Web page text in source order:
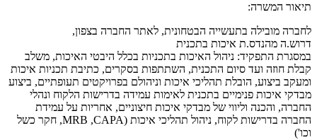
תיאור המשרה:
לחברה מובילה בתעשייה הבטחונית, לאתר החברה בצפון,
דרוש.ה מהנדס.ת איכות בתכנית
במסגרת התפקיד: ניהול האיכות בתכניות בכלל היבטי האיכות, משלב
קבלת חוזה ועד סיום התכנית, השתתפות בסקרים, כתיבת תכניות איכות
ומעקב ביצוע, הובלת תהליכי איכות וניהולם בפרויקטים תעופתיים, ביצוע
מבדקי איכות פנימיים בתכנית לאימות עמידה בדרישות הלקוח ונהלי
החברה, והכנה וליווי של מבדקי איכות חיצוניים, אחריות על עמידת
החברה בדרישות לקוח, ניהול תהליכי איכות (MRB ,CAPA, חקר כשל
וכו')